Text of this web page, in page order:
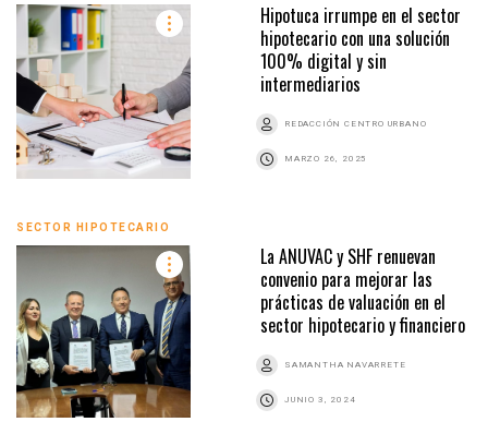
Hipotuca irrumpe en el sector
hipotecario con una solución
100% digital y sin
intermediarios
REDACCIÓN CENTRO URBANO
MARZO 26, 2025
SECTOR HIPOTECARIO
La ANUVAC y SHF renuevan
convenio para mejorar las
prácticas de valuación en el
sector hipotecario y financiero
SAMANTHA NAVARRETE
JUNIO 3, 2024